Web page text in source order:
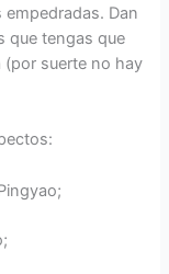
Dan
que tengas que
(por suerte no hay